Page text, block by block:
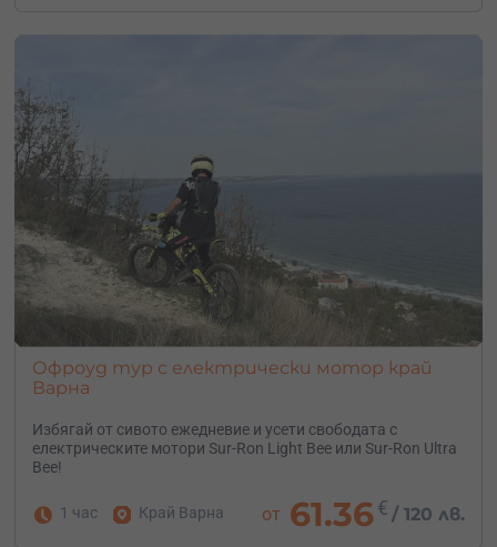
Офроуд тур с електрически мотор край
Варна
Избягай от сивото ежедневие и усети свободата с
електрическите мотори Sur-Ron Light Bee или Sur-Ron Ultra
Bee!
1 час Край Варна от 61.36€ /120 лв.